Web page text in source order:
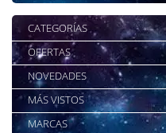
CATEGORÍAS
OFERTAS
NOVEDADES
MÁS VISTOS
MARCAS